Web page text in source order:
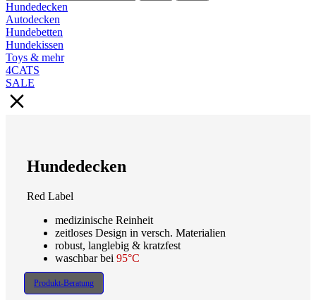
Hundedecken
Autodecken
Hundebetten
Hundekissen
Toys & mehr
4CATS
SALE
Hundedecken
Red Label
medizinische Reinheit
zeitloses Design in versch. Materialien
robust, langlebig & kratzfest
waschbar bei 95°C
Produkt-Beratung